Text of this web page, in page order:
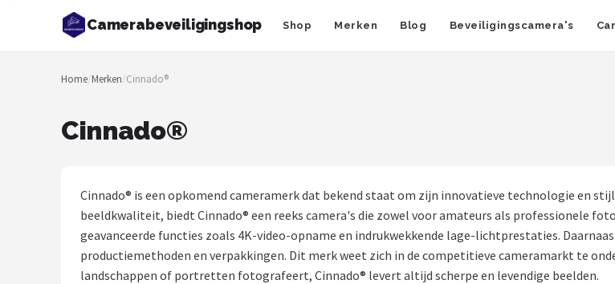
Camerabeveiligingshop Shop Merken Blog Beveiligingscamera's
Zoeken
NAVIGATIE
Beveiligingscamera's
Camera Deurbellen
Home/Merken/Cinnado®
Cinnado®
Cinnado® is een opkomend cameramerk dat bekend staat om zijn innovatieve technologie en
beeldkwaliteit, biedt Cinnado® een reeks camera's die zowel voor amateurs als professionele
geavanceerde functies zoals 4K-video-opname en indrukwekkende lage-lichtprestaties.
productiemethoden en verpakkingen. Dit merk weet zich in de competitieve cameramarkt te
landschappen of portretten fotografeert, Cinnado® levert altijd scherpe en levendige beelden.